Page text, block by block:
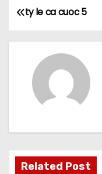
Đ
i
ư
ớ
ty le ca cuoc 5
Related Post